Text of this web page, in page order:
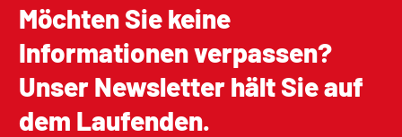
Möchten Sie keine
Informationen verpassen?
Unser Newsletter hält Sie auf
dem Laufenden.